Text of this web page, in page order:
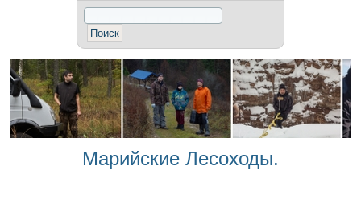
Марийские Лесоходы.